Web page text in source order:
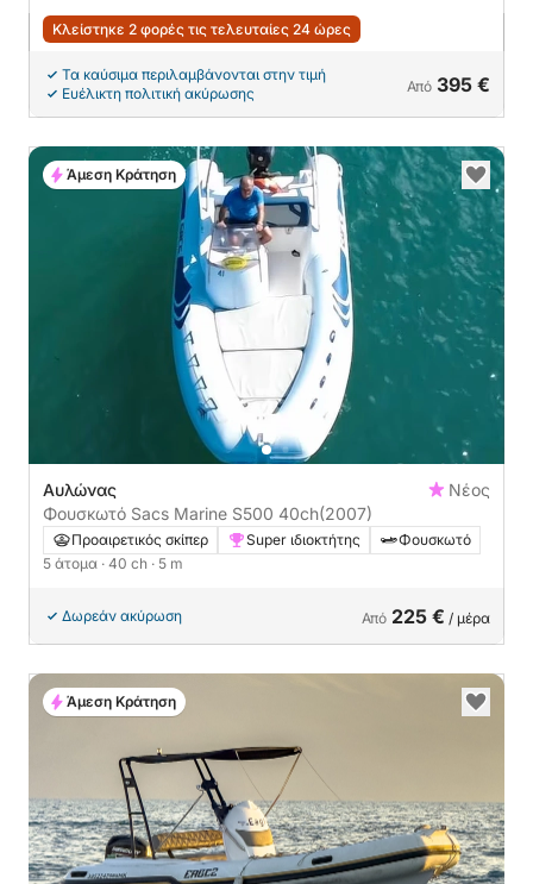
Κλείστηκε 2 φορές τις τελευταίες 24 ώρες
Τα καύσιμα περιλαμβάνονται στην τιμή
Ευέλικτη πολιτική ακύρωσης
Από 395 €
Αυλώνας
Νέος
Φουσκωτό Sacs Marine S500 40ch(2007)
Προαιρετικός σκίπερ Super ιδιοκτήτης
Φουσκωτό
5 άτομα · 40 ch · 5 m
Δωρεάν ακύρωση Από 225 € / μέρα
Άμεση Κράτηση
Άμεση Κράτηση